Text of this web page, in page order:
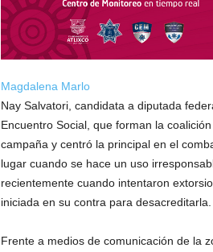
Magdalena Marlo
Nay Salvatori, candidata a diputada
Encuentro Social, que forman la
campaña y centró la principal en el
lugar cuando se hace un uso
recientemente cuando intentaron
iniciada en su contra para desacreditarla.
Frente a medios de comunicación de la